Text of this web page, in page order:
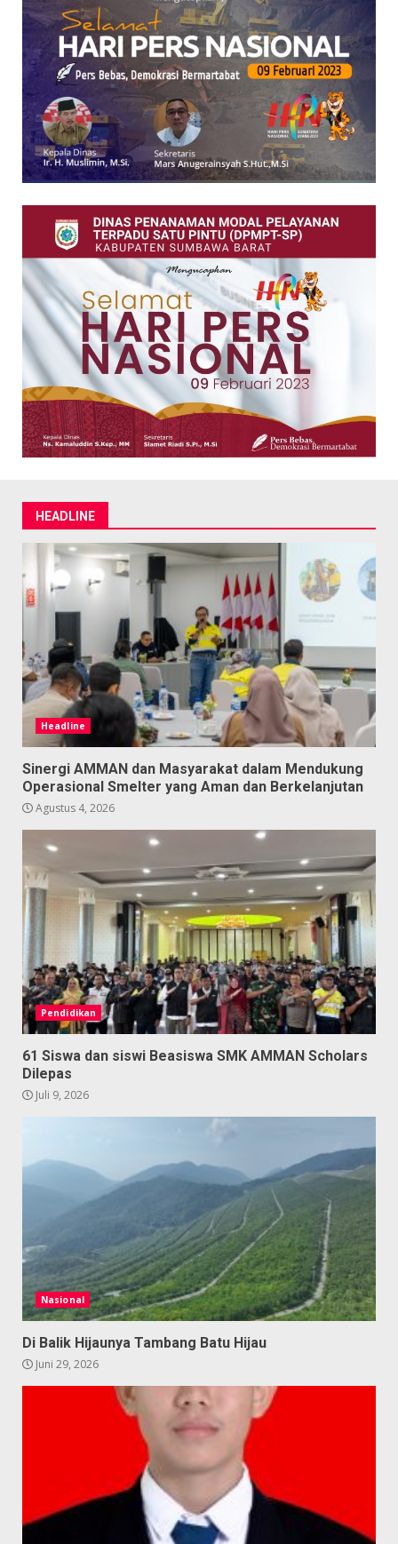
HEADLINE
Headline
Sinergi AMMAN dan Masyarakat dalam Mendukung
Operasional Smelter yang Aman dan Berkelanjutan
Agustus 4, 2026
Pendidikan
61 Siswa dan siswi Beasiswa SMK AMMAN Scholars
Dilepas
Juli 9, 2026
Nasional
Di Balik Hijaunya Tambang Batu Hijau
Juni 29, 2026